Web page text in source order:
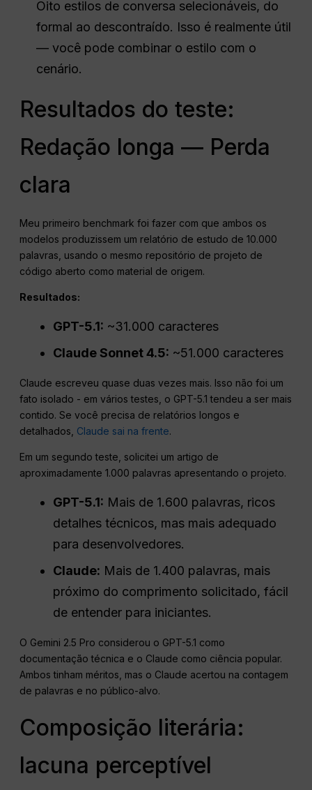
Oito estilos de conversa selecionáveis, do
formal ao descontraído. Isso é realmente útil
— você pode combinar o estilo com o
cenário.
Resultados do teste:
Redação longa — Perda
clara
Meu primeiro benchmark foi fazer com que ambos os
modelos produzissem um relatório de estudo de 10.000
palavras, usando o mesmo repositório de projeto de
código aberto como material de origem.
Resultados:
GPT-5.1: ~31.000 caracteres
Claude Sonnet 4.5: ~51.000 caracteres
Claude escreveu quase duas vezes mais. Isso não foi um
fato isolado - em vários testes, o GPT-5.1 tendeu a ser mais
contido. Se você precisa de relatórios longos e
detalhados, Claude sai na frente.
Em um segundo teste, solicitei um artigo de
aproximadamente 1.000 palavras apresentando o projeto.
GPT-5.1: Mais de 1.600 palavras, ricos
detalhes técnicos, mas mais adequado
para desenvolvedores.
Claude: Mais de 1.400 palavras, mais
próximo do comprimento solicitado, fácil
de entender para iniciantes.
O Gemini 2.5 Pro considerou o GPT-5.1 como
documentação técnica e o Claude como ciência popular.
Ambos tinham méritos, mas o Claude acertou na contagem
de palavras e no público-alvo.
Composição literária:
lacuna perceptível